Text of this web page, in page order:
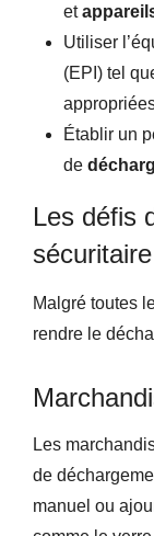
et
Utiliser
(EPI) tel
Établir un
de
Les défis
sécuritaire
Malgré toutes
rendre le
Les
de
manuel ou